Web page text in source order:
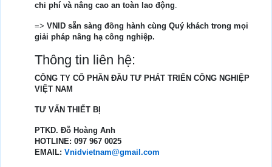
chi phí và nâng cao an toàn lao động.
=> VNID sẵn sàng đồng hành cùng Quý khách trong mọi
giải pháp nâng hạ công nghiệp.
Thông tin liên hệ:
CÔNG TY CỔ PHẦN ĐẦU TƯ PHÁT TRIỂN CÔNG NGHIỆP
VIỆT NAM
TƯ VẤN THIẾT BỊ
PTKD. Đỗ Hoàng Anh
HOTLINE: 097 967 0025
EMAIL: Vnidvietnam@gmail.com